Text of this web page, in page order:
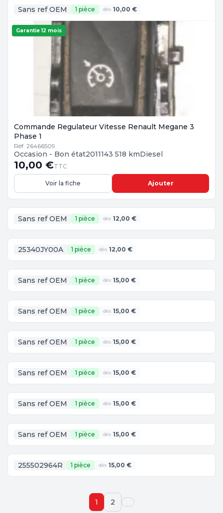
Sans ref OEM 1 pièce dès 10,00 €
Garantie 12 mois
Commande Regulateur Vitesse Renault Megane 3
Phase 1
Réf: 26466509
Occasion - Bon état2011143 518 kmDiesel
10,00 €TTC
Voir la fiche Ajouter
Sans ref OEM 1 pièce dès 12,00 €
25340JY00A 1 pièce dès 12,00 €
Sans ref OEM 1 pièce dès 15,00 €
Sans ref OEM 1 pièce dès 15,00 €
Sans ref OEM 1 pièce dès 15,00 €
Sans ref OEM 1 pièce dès 15,00 €
Sans ref OEM 1 pièce dès 15,00 €
Sans ref OEM 1 pièce dès 15,00 €
255502964R 1 pièce dès 15,00 €
1 2